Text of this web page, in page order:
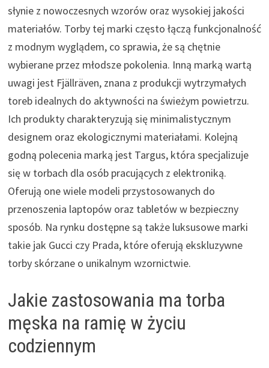
słynie z nowoczesnych wzorów oraz wysokiej jakości
materiałów. Torby tej marki często łączą funkcjonalność
z modnym wyglądem, co sprawia, że są chętnie
wybierane przez młodsze pokolenia. Inną marką wartą
uwagi jest Fjällräven, znana z produkcji wytrzymałych
toreb idealnych do aktywności na świeżym powietrzu.
Ich produkty charakteryzują się minimalistycznym
designem oraz ekologicznymi materiałami. Kolejną
godną polecenia marką jest Targus, która specjalizuje
się w torbach dla osób pracujących z elektroniką.
Oferują one wiele modeli przystosowanych do
przenoszenia laptopów oraz tabletów w bezpieczny
sposób. Na rynku dostępne są także luksusowe marki
takie jak Gucci czy Prada, które oferują ekskluzywne
torby skórzane o unikalnym wzornictwie.
Jakie zastosowania ma torba
męska na ramię w życiu
codziennym